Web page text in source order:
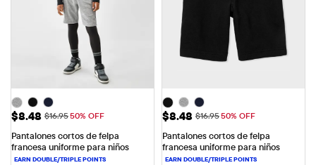
Precio de venta: $8.48
$8.48 Precio original: $16.95
$16.9550% OFF
Pantalones cortos de felpa
francesa uniforme para niños
Precio de venta: $8.48
$8.48 Precio original: $16.95
$16.9550% OFF
Pantalones cortos de felpa
francesa uniforme para niños